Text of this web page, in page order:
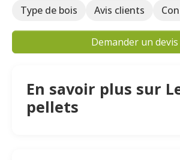
Type de bois Avis clients
Demander un devis
En savoir plus sur
pellets